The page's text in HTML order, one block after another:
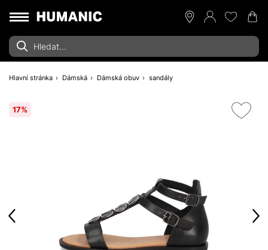
Hlavní stránka Dámská Dámská obuv sandály
17%